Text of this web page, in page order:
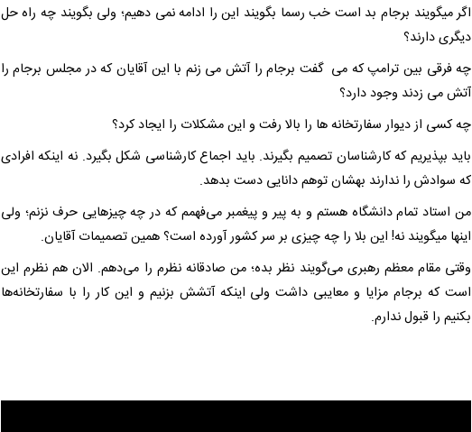
اگر میگویند برجام بد است خب رسما بگویند این را ادامه نمی دهیم؛ ولی بگویند چه راه حل
دیگری دارند؟
چه فرقی بین ترامپ که می گفت برجام را آتش می زنم با این آقایان که در مجلس برجام را
آتش می زدند وجود دارد؟
چه کسی از دیوار سفارتخانه ها را بالا رفت و این مشکلات را ایجاد کرد؟
باید بپذیریم که کارشناسان تصمیم بگیرند. باید اجماع کارشناسی شکل بگیرد. نه اینکه افرادی
که سوادش را ندارند بهشان توهم دانایی دست بدهد.
من استاد تمام دانشگاه هستم و به پیر و پیغمبر می‌فهمم که در چه چیزهایی حرف نزنم؛ ولی
اینها میگویند نه! این بلا را چه چیزی بر سر کشور آورده است؟ همین تصمیمات آقایان.
وقتی مقام معظم رهبری می‌گویند نظر بده؛ من صادقانه نظرم را می‌دهم. الان هم نظرم این
است که برجام مزایا و معایبی داشت ولی اینکه آتشش بزنیم و این کار را با سفارتخانه‌ها
بکنیم را قبول ندارم.